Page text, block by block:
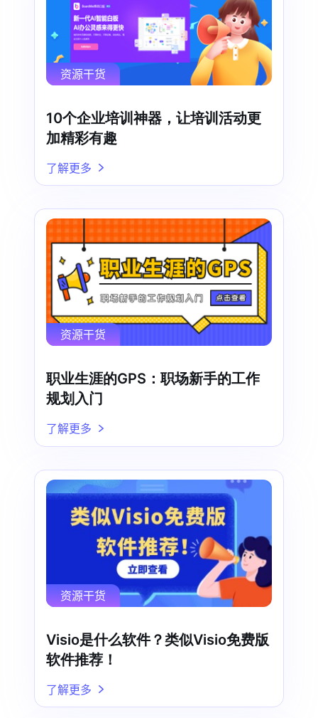
资源干货
10个企业培训神器，让培训活动更
加精彩有趣
了解更多
资源干货
职业生涯的GPS：职场新手的工作
规划入门
了解更多
资源干货
Visio是什么软件？类似Visio免费版
软件推荐！
了解更多